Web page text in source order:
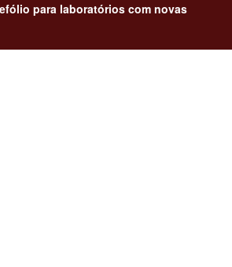
para laboratórios com novas
caso como uma história construída